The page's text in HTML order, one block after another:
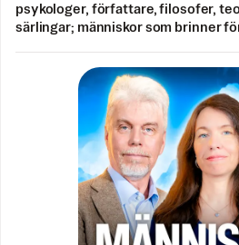
psykologer, författare, filosofer,
särlingar; människor som brinner